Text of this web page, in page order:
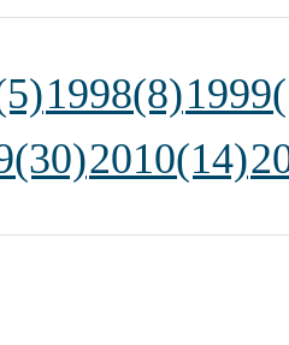
1998(8)
2010(14)